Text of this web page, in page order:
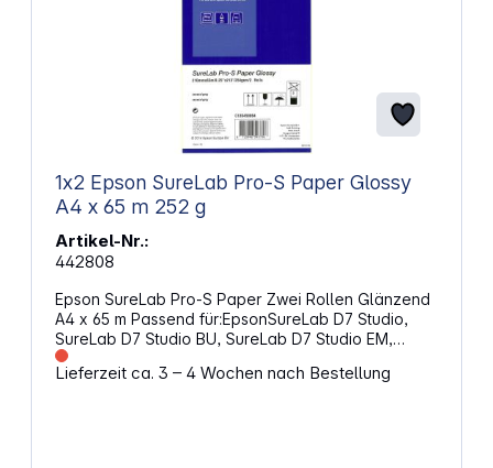
1x2 Epson SureLab Pro-S Paper Glossy
A4 x 65 m 252 g
Artikel-Nr.:
442808
Epson SureLab Pro-S Paper Zwei Rollen Glänzend
A4 x 65 m Passend für:EpsonSureLab D7 Studio,
SureLab D7 Studio BU, SureLab D7 Studio EM,
SureLab D7 Studio OC, SureLab D700 Mirage
Bundling, SureLab SL-D700, SureLab SL-D700 OC-
Lieferzeit ca. 3 – 4 Wochen nach Bestellung